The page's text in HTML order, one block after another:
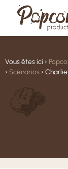
Vous êtes ici ›
› Scénarios › Charlie